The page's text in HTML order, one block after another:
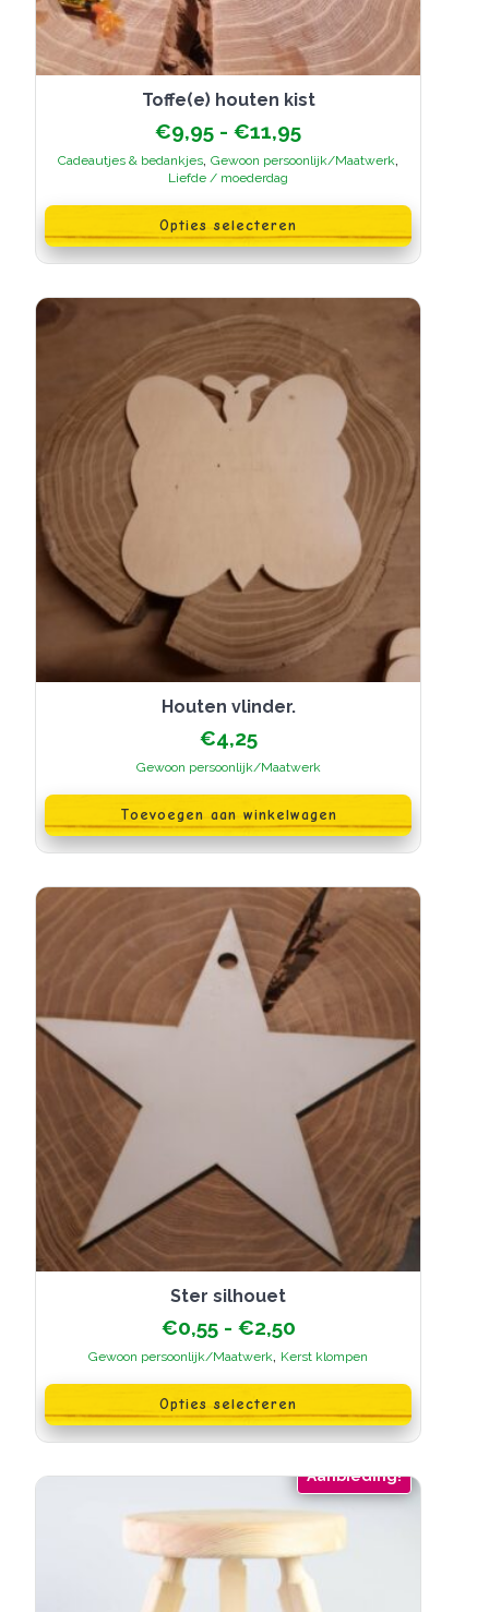
Toffe(e) houten kist
€9,95 - €11,95Prijsklasse:
€9,95
tot
Cadeautjes & bedankjes Gewoon persoonlijk/Maatwerk
Liefde / moederdag
Opties selecteren
product
heeft
meerdere
variaties.
optie
kan
productpagina
Houten vlinder.
€4,25
Gewoon persoonlijk/Maatwerk
Toevoegen aan winkelwagen
Ster silhouet
€0,55 - €2,50Prijsklasse:
€0,55
tot
€2,50
Gewoon persoonlijk/Maatwerk Kerst klompen
Opties selecteren
product
heeft
meerdere
variaties.
optie
productpagina
Aanbieding!